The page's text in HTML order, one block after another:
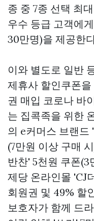
종 중 7종 선택 최
우수 등급 고객에
30만명)을 제공한
이와 별도로 일반
제휴사 할인쿠폰을
권 매입 코로나 바
는 집콕족을 위한
의 e커머스 브랜드
(7만원 이상 구매
반찬' 5천원 쿠폰
제당 온라인몰 'CJ
회원권 및 49% 할
보호자가 함께 드